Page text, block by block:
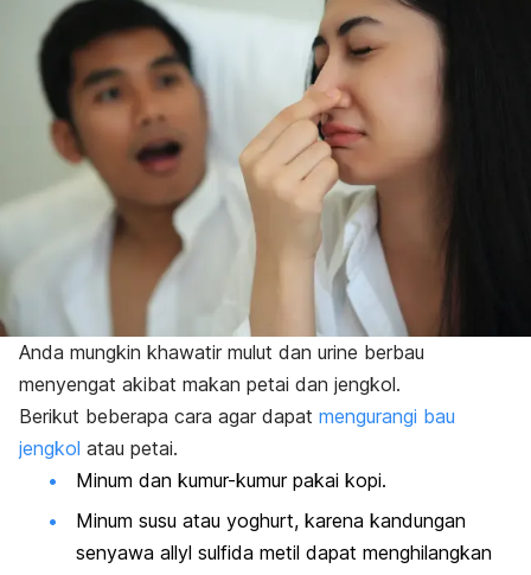
Anda mungkin khawatir mulut dan urine berbau
menyengat akibat makan petai dan jengkol.
Berikut beberapa cara agar dapat mengurangi bau
jengkol atau petai.
Minum dan kumur-kumur pakai kopi.
Minum susu atau yoghurt, karena kandungan
senyawa allyl sulfida metil dapat menghilangkan